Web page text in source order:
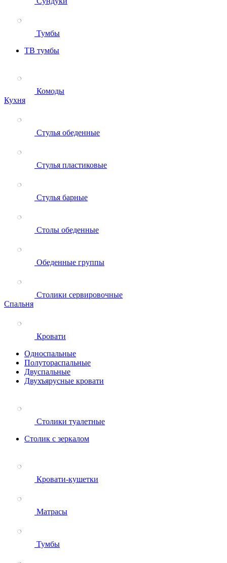
Тумбы
ТВ тумбы
Комоды
Кухня
Стулья обеденные
Стулья пластиковые
Стулья барные
Столы обеденные
Обеденные группы
Столики сервировочные
Спальня
Кровати
Односпальные
Полутораспальные
Двуспальные
Двухъярусные кровати
Столики туалетные
Столик с зеркалом
Кровати-кушетки
Матрасы
Тумбы